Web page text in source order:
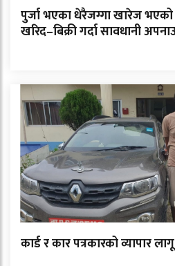
पुर्जा भएका धेरैजग्गा खारेज भएको
खरिद–बिक्री गर्दा सावधानी
कार्ड र कार पत्रकारको व्यापार